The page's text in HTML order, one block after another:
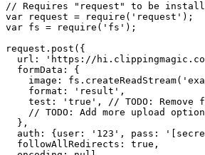
// Requires "request" to be
var request = require('request');
var fs = require('fs');
request.post({
url: 'https://
  formData: {
image:
    format: 'result',
test: 'true', // TODO: Remove
// TODO: Add more upload
  },
auth: {user: '123', pass:
  followAllRedirects: true,